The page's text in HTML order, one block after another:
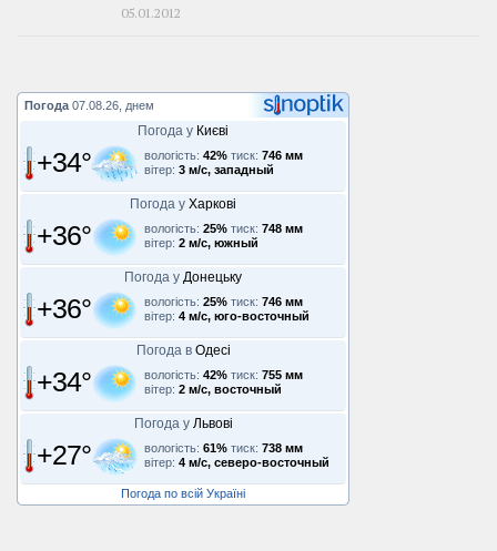
05.01.2012
Погода 07.08.26, днем
Погода у Києві
+34° вологість: 42% тиск: 746 мм
вітер: 3 м/с, западный
Погода у Харкові
+36° вологість: 25% тиск: 748 мм
вітер: 2 м/с, южный
Погода у Донецьку
+36° вологість: 25% тиск: 746 мм
вітер: 4 м/с, юго-восточный
Погода в Одесі
+34° вологість: 42% тиск: 755 мм
вітер: 2 м/с, восточный
Погода у Львові
+27° вологість: 61% тиск: 738 мм
вітер: 4 м/с, северо-восточный
Погода по всій Україні